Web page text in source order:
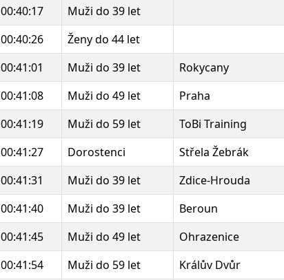
00:40:17 Muži do 39 let
00:40:26 Ženy do 44 let
00:41:01 Muži do 39 let Rokycany
00:41:08 Muži do 49 let Praha
00:41:19 Muži do 59 let ToBi Training
00:41:27 Dorostenci Střela Žebrák
00:41:31 Muži do 39 let Zdice-Hrouda
00:41:40 Muži do 39 let Beroun
00:41:45 Muži do 49 let Ohrazenice
00:41:54 Muži do 59 let Králův Dvůr